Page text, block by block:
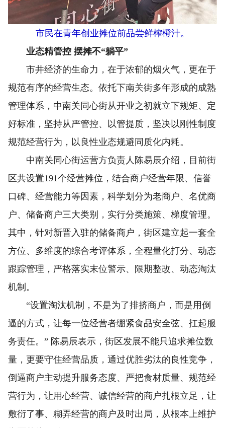
市民在青年创业摊位前品尝鲜榨橙汁。
业态精管控 摆摊不“躺平”
市井经济的生命力，在于浓郁的烟火气，更在于
规范有序的经营生态。依托下南关街多年形成的成熟
管理体系，中南关同心街从开业之初就立下规矩、定
好标准，坚持从严管控、以管提质，坚决以刚性制度
规范经营行为，以良性业态规避同质化内耗。
中南关同心街运营方负责人陈易辰介绍，目前街
区共设置191个经营摊位，结合商户经营年限、信誉
口碑、经营能力等因素，科学划分为老商户、名优商
户、储备商户三大类别，实行分类施策、梯度管理。
其中，针对新晋入驻的储备商户，街区建立起一套全
方位、多维度的综合考评体系，全程量化打分、动态
跟踪管理，严格落实末位警示、限期整改、动态淘汰
机制。
“设置淘汰机制，不是为了排挤商户，而是用倒
逼的方式，让每一位经营者绷紧食品安全弦、扛起服
务责任。” 陈易辰表示，街区发展不能只追求摊位数
量，更要守住经营品质，通过优胜劣汰的良性竞争，
倒逼商户主动提升服务态度、严把食材质量、规范经
营行为，让用心经营、诚信经营的商户扎根立足，让
敷衍了事、糊弄经营的商户及时出局，从根本上维护